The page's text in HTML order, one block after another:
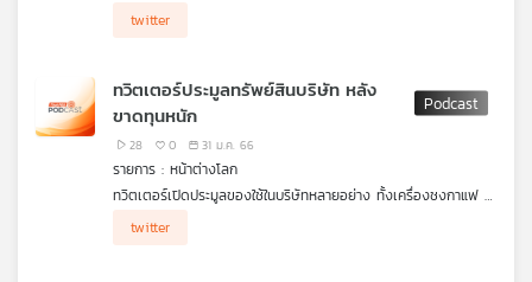
ข้อมูล หากทวิตเตอร์ไม่ยอมปฏิบัติตามอาจจะต้องยุติการ
พันธุ์
twitter
ทวิตเตอร์ประมูลทรัพย์สินบริษัท หลัง
ขาดทุนหนัก
28 0 31 ม.ค. 66
รายการ : หน้าต่างโลก
ทวิตเตอร์เปิดประมูลของใช้ในบริษัทหลายอย่าง ทั้งเครื่องชงกาแฟ ตู้
เพื่อหลีกเลี่ยงการล้มละลาย ภายใต้การบริหารของเจ้าของคนใหม่
twitter